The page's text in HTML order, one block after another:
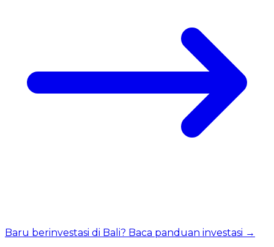
Baru berinvestasi di Bali? Baca panduan investasi →